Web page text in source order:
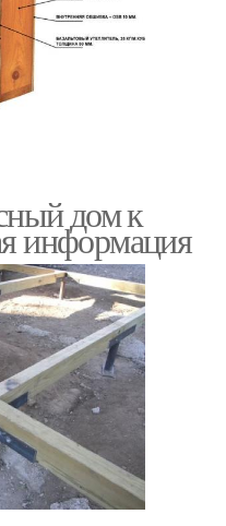
дом к
информация